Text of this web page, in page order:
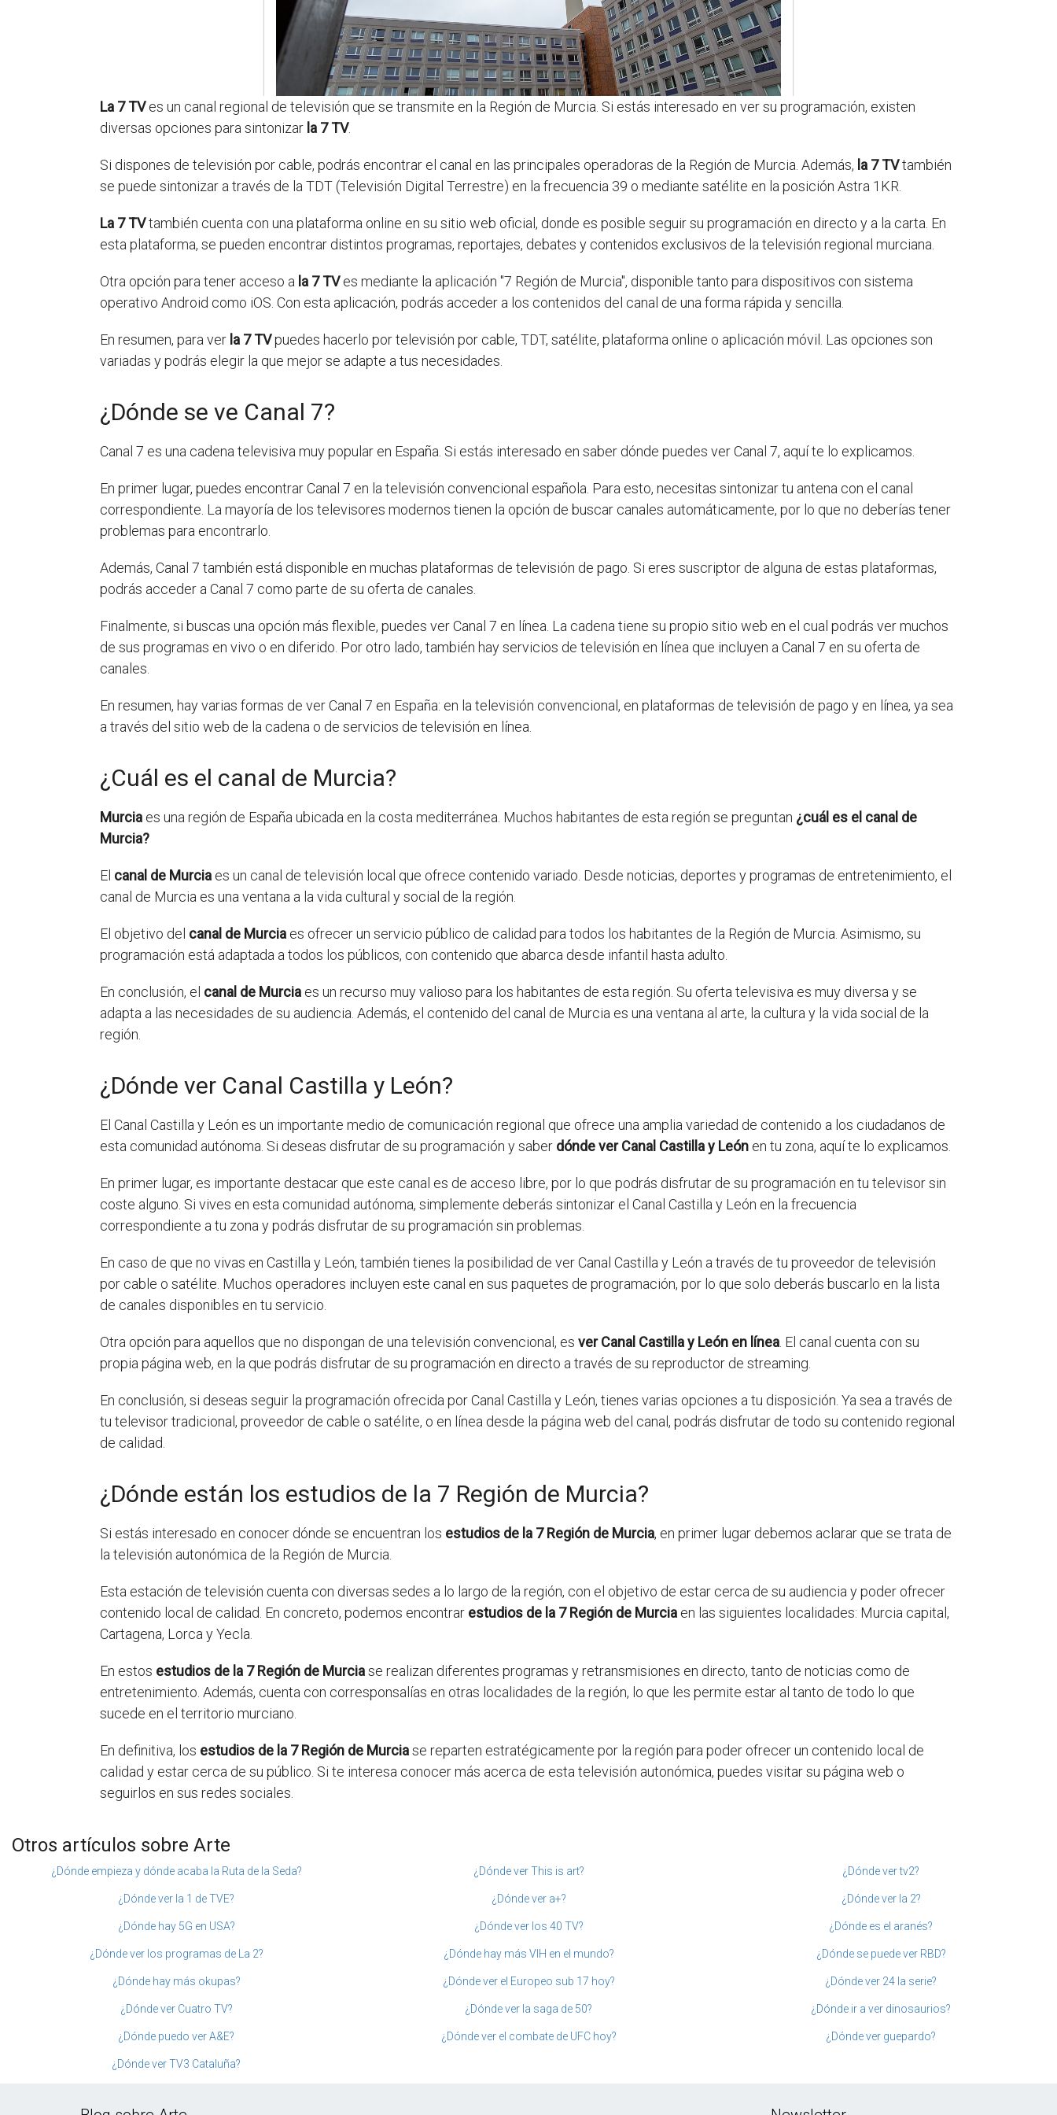
La 7 TVes un canal regional de televisión que se transmite en la Región de Murcia. Si estás interesado en ver su programación, existen
diversas opciones para sintonizar la 7 TV.
Si dispones de televisión por cable, podrás encontrar el canal en las principales operadoras de la Región de Murcia. Además, la 7 TVtambién
se puede sintonizar a través de la TDT (Televisión Digital Terrestre) en la frecuencia 39 o mediante satélite en la posición Astra 1KR.
La 7 TVtambién cuenta con una plataforma online en su sitio web oficial, donde es posible seguir su programación en directo y a la carta. En
esta plataforma, se pueden encontrar distintos programas, reportajes, debates y contenidos exclusivos de la televisión regional murciana.
Otra opción para tener acceso a la 7 TVes mediante la aplicación "7 Región de Murcia", disponible tanto para dispositivos con sistema
operativo Android como iOS. Con esta aplicación, podrás acceder a los contenidos del canal de una forma rápida y sencilla.
En resumen, para ver la 7 TVpuedes hacerlo por televisión por cable, TDT, satélite, plataforma online o aplicación móvil. Las opciones son
variadas y podrás elegir la que mejor se adapte a tus necesidades.
¿Dónde se ve Canal 7?
Canal 7 es una cadena televisiva muy popular en España. Si estás interesado en saber dónde puedes ver Canal 7, aquí te lo explicamos.
En primer lugar, puedes encontrar Canal 7 en la televisión convencional española. Para esto, necesitas sintonizar tu antena con el canal
correspondiente. La mayoría de los televisores modernos tienen la opción de buscar canales automáticamente, por lo que no deberías tener
problemas para encontrarlo.
Además, Canal 7 también está disponible en muchas plataformas de televisión de pago. Si eres suscriptor de alguna de estas plataformas,
podrás acceder a Canal 7 como parte de su oferta de canales.
Finalmente, si buscas una opción más flexible, puedes ver Canal 7 en línea. La cadena tiene su propio sitio web en el cual podrás ver muchos
de sus programas en vivo o en diferido. Por otro lado, también hay servicios de televisión en línea que incluyen a Canal 7 en su oferta de
canales.
En resumen, hay varias formas de ver Canal 7 en España: en la televisión convencional, en plataformas de televisión de pago y en línea, ya sea
a través del sitio web de la cadena o de servicios de televisión en línea.
¿Cuál es el canal de Murcia?
Murcia es una región de España ubicada en la costa mediterránea. Muchos habitantes de esta región se preguntan ¿cuál es el canal de
Murcia?
El canal de Murcia es un canal de televisión local que ofrece contenido variado. Desde noticias, deportes y programas de entretenimiento, el
canal de Murcia es una ventana a la vida cultural y social de la región.
El objetivo del canal de Murcia es ofrecer un servicio público de calidad para todos los habitantes de la Región de Murcia. Asimismo, su
programación está adaptada a todos los públicos, con contenido que abarca desde infantil hasta adulto.
En conclusión, el canal de Murcia es un recurso muy valioso para los habitantes de esta región. Su oferta televisiva es muy diversa y se
adapta a las necesidades de su audiencia. Además, el contenido del canal de Murcia es una ventana al arte, la cultura y la vida social de la
región.
¿Dónde ver Canal Castilla y León?
El Canal Castilla y León es un importante medio de comunicación regional que ofrece una amplia variedad de contenido a los ciudadanos de
esta comunidad autónoma. Si deseas disfrutar de su programación y saber dónde ver Canal Castilla y León en tu zona, aquí te lo explicamos.
En primer lugar, es importante destacar que este canal es de acceso libre, por lo que podrás disfrutar de su programación en tu televisor sin
coste alguno. Si vives en esta comunidad autónoma, simplemente deberás sintonizar el Canal Castilla y León en la frecuencia
correspondiente a tu zona y podrás disfrutar de su programación sin problemas.
En caso de que no vivas en Castilla y León, también tienes la posibilidad de ver Canal Castilla y León a través de tu proveedor de televisión
por cable o satélite. Muchos operadores incluyen este canal en sus paquetes de programación, por lo que solo deberás buscarlo en la lista
de canales disponibles en tu servicio.
Otra opción para aquellos que no dispongan de una televisión convencional, es ver Canal Castilla y León en línea . El canal cuenta con su
propia página web, en la que podrás disfrutar de su programación en directo a través de su reproductor de streaming.
En conclusión, si deseas seguir la programación ofrecida por Canal Castilla y León, tienes varias opciones a tu disposición. Ya sea a través de
tu televisor tradicional, proveedor de cable o satélite, o en línea desde la página web del canal, podrás disfrutar de todo su contenido regional
de calidad.
¿Dónde están los estudios de la 7 Región de Murcia?
Si estás interesado en conocer dónde se encuentran los estudios de la 7 Región de Murcia, en primer lugar debemos aclarar que se trata de
la televisión autonómica de la Región de Murcia.
Esta estación de televisión cuenta con diversas sedes a lo largo de la región, con el objetivo de estar cerca de su audiencia y poder ofrecer
contenido local de calidad. En concreto, podemos encontrar estudios de la 7 Región de Murcia en las siguientes localidades: Murcia capital,
Cartagena, Lorca y Yecla.
En estos estudios de la 7 Región de Murciase realizan diferentes programas y retransmisiones en directo, tanto de noticias como de
entretenimiento. Además, cuenta con corresponsalías en otras localidades de la región, lo que les permite estar al tanto de todo lo que
sucede en el territorio murciano.
En definitiva, los estudios de la 7 Región de Murciase reparten estratégicamente por la región para poder ofrecer un contenido local de
calidad y estar cerca de su público. Si te interesa conocer más acerca de esta televisión autonómica, puedes visitar su página web o
seguirlos en sus redes sociales.
Otros artículos sobre Arte
¿Dónde empieza y dónde acaba la Ruta de la Seda? ¿Dónde ver This is art? ¿Dónde ver tv2?
¿Dónde ver la 1 de TVE? ¿Dónde ver a+? ¿Dónde ver la 2?
¿Dónde hay 5G en USA? ¿Dónde ver los 40 TV? ¿Dónde es el aranés?
¿Dónde ver los programas de La 2? ¿Dónde hay más VIH en el mundo? ¿Dónde se puede ver RBD?
¿Dónde hay más okupas? ¿Dónde ver el Europeo sub 17 hoy? ¿Dónde ver 24 la serie?
¿Dónde ver Cuatro TV? ¿Dónde ver la saga de 50? ¿Dónde ir a ver dinosaurios?
¿Dónde puedo ver A&E? ¿Dónde ver el combate de UFC hoy? ¿Dónde ver guepardo?
¿Dónde ver TV3 Cataluña?